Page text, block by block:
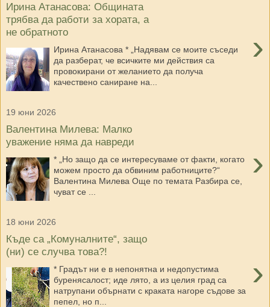
Ирина Атанасова: Общината
трябва да работи за хората, а
не обратното
›
Ирина Атанасова * „Надявам се моите съседи
да разберат, че всичките ми действия са
провокирани от желанието да получа
качествено саниране на...
19 юни 2026
Валентина Милева: Малко
уважение няма да навреди
›
* „Но защо да се интересуваме от факти, когато
можем просто да обвиним работниците?“
Валентина Милева Още по темата Разбира се,
чуват се ...
18 юни 2026
Къде са „Комуналните“, защо
(ни) се случва това?!
›
* Градът ни е в непонятна и недопустима
буренясалост; иде лято, а из целия град са
натрупани обърнати с краката нагоре съдове за
пепел, но п...